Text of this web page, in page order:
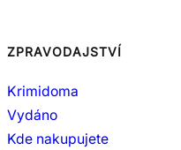
ZPRAVODAJSTVÍ
Krimidoma
Vydáno
Kde nakupujete